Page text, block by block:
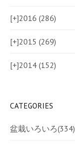
[+]2016 (286)
[+]2015 (269)
[+]2014 (152)
CATEGORIES
盆栽いろいろ(334)